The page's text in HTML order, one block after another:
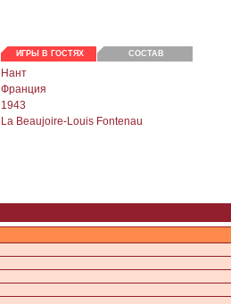
ИГРЫ В ГОСТЯХ СОСТАВ
Нант
Франция
1943
La Beaujoire-Louis Fontenau